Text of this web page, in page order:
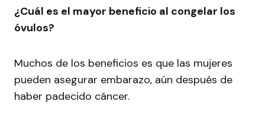
¿Cuál es el mayor beneficio al congelar los
óvulos?
Muchos de los beneficios es que las mujeres
pueden asegurar embarazo, aún después de
haber padecido cáncer.